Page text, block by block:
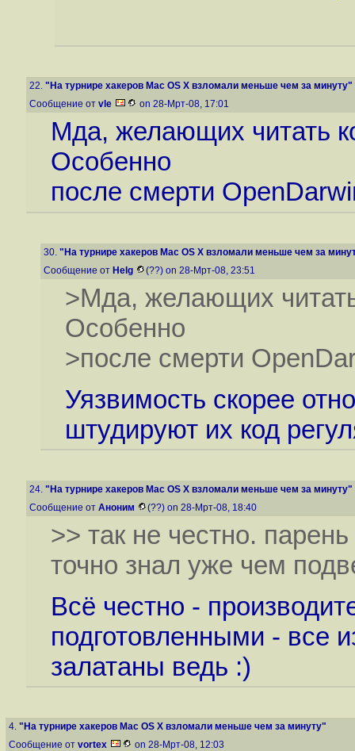
22. "На турнире хакеров Mac OS X взломали меньше чем за минуту"
Сообщение от vle on 28-Мрт-08, 17:01
Мда, желающих читать
Особенно
после смерти
30. "На турнире хакеров Mac OS X взломали меньше чем за
Сообщение от Helg (??) on 28-Мрт-08, 23:51
>Мда, желающих
Особенно
>после смерти
Уязвимость скорее
штудируют их код
24. "На турнире хакеров Mac OS X взломали меньше чем за минуту"
Сообщение от Аноним (??) on 28-Мрт-08, 18:40
>> так не честно.
точно знал уже чем
Всё честно -
подготовленными - все
залатаны ведь :)
4. "На турнире хакеров Mac OS X взломали меньше чем за минуту"
Сообщение от vortex on 28-Мрт-08, 12:03